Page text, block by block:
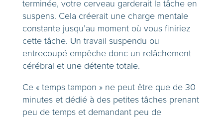
terminée, votre cerveau garderait la tâche en
suspens. Cela créerait une charge mentale
constante jusqu’au moment où vous finiriez
cette tâche. Un travail suspendu ou
entrecoupé empêche donc un relâchement
cérébral et une détente totale.
Ce « temps tampon » ne peut être que de 30
minutes et dédié à des petites tâches prenant
peu de temps et demandant peu de